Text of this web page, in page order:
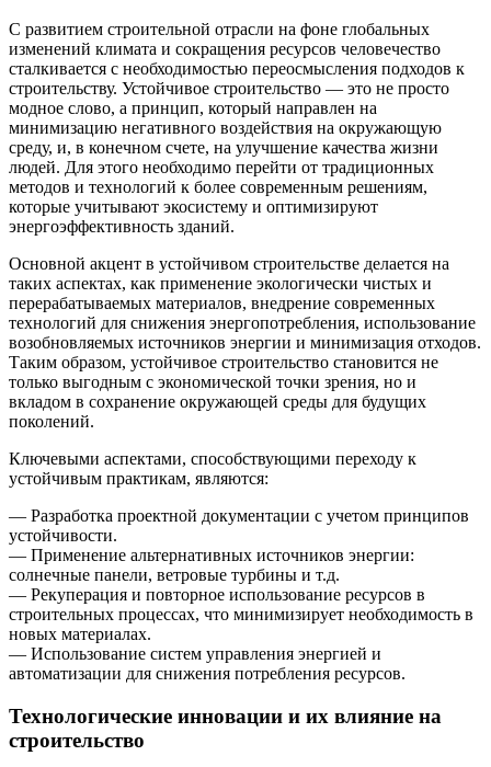
С развитием строительной отрасли на фоне глобальных
изменений климата и сокращения ресурсов человечество
сталкивается с необходимостью переосмысления подходов к
строительству. Устойчивое строительство — это не просто
модное слово, а принцип, который направлен на
минимизацию негативного воздействия на окружающую
среду, и, в конечном счете, на улучшение качества жизни
людей. Для этого необходимо перейти от традиционных
методов и технологий к более современным решениям,
которые учитывают экосистему и оптимизируют
энергоэффективность зданий.
Основной акцент в устойчивом строительстве делается на
таких аспектах, как применение экологически чистых и
перерабатываемых материалов, внедрение современных
технологий для снижения энергопотребления, использование
возобновляемых источников энергии и минимизация отходов.
Таким образом, устойчивое строительство становится не
только выгодным с экономической точки зрения, но и
вкладом в сохранение окружающей среды для будущих
поколений.
Ключевыми аспектами, способствующими переходу к
устойчивым практикам, являются:
— Разработка проектной документации с учетом принципов
устойчивости.
— Применение альтернативных источников энергии:
солнечные панели, ветровые турбины и т.д.
— Рекуперация и повторное использование ресурсов в
строительных процессах, что минимизирует необходимость в
новых материалах.
— Использование систем управления энергией и
автоматизации для снижения потребления ресурсов.
Технологические инновации и их влияние на
строительство